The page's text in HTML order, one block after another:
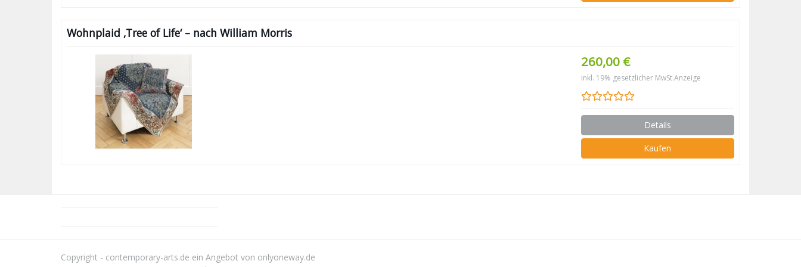
Wohnplaid ‚Tree of Life‘ – nach William Morris
260,00 €
inkl. 19% gesetzlicher MwSt.Anzeige
Details
Kaufen
Copyright - contemporary-arts.de ein Angebot von onlyoneway.de